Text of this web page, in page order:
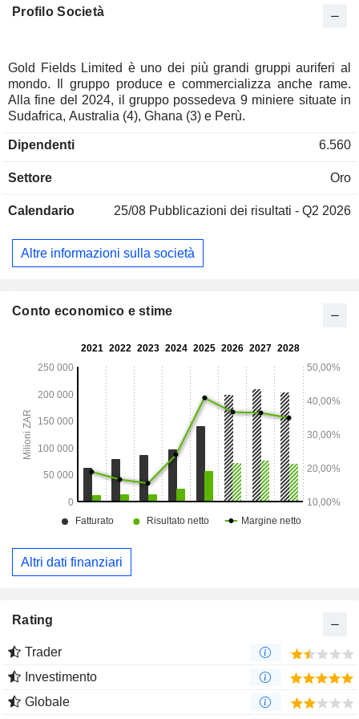
Profilo Società
Gold Fields Limited è uno dei più grandi gruppi auriferi al
mondo. Il gruppo produce e commercializza anche rame.
Alla fine del 2024, il gruppo possedeva 9 miniere situate in
Sudafrica, Australia (4), Ghana (3) e Perù.
Dipendenti 6.560
Settore Oro
Calendario 25/08 Pubblicazioni dei risultati - Q2 2026
Altre informazioni sulla società
Conto economico e stime
Altri dati finanziari
Rating
Trader
Investimento
Globale